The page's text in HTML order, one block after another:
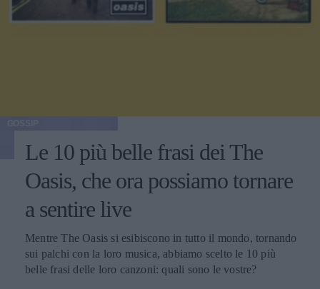
Le 10 più belle frasi dei The
Oasis, che ora possiamo tornare
a sentire live
Mentre The Oasis si esibiscono in tutto il mondo, tornando
sui palchi con la loro musica, abbiamo scelto le 10 più
belle frasi delle loro canzoni: quali sono le vostre?